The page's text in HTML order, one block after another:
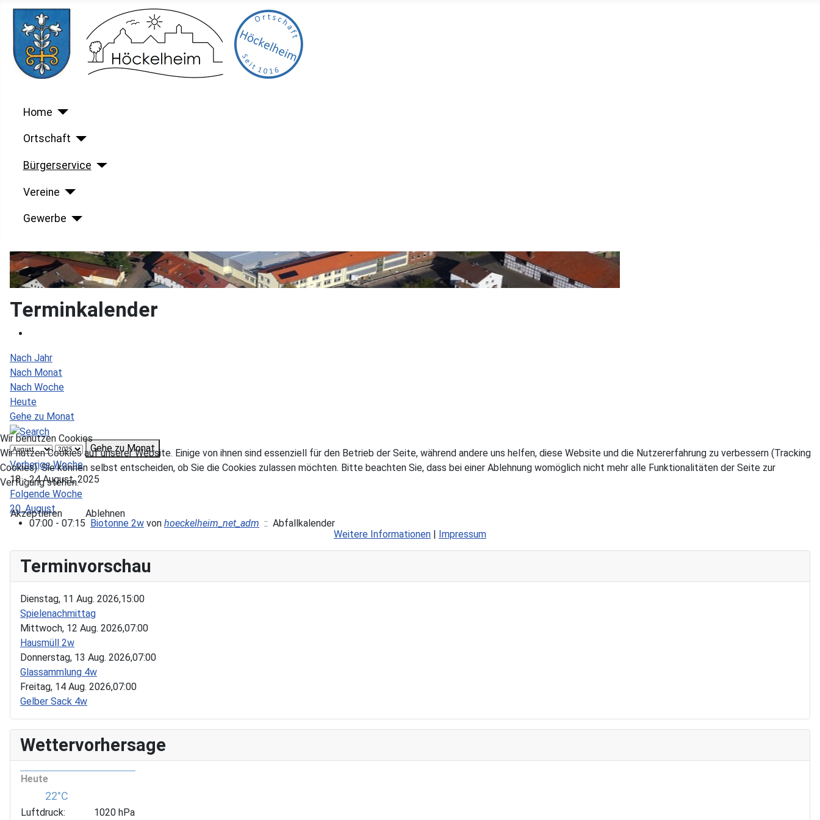
Home
Ortschaft
Bürgerservice
Vereine
Gewerbe
Terminkalender
Nach Jahr
Nach Monat
Nach Woche
Heute
Gehe zu Monat
Gehe zu Monat
Vorherige Woche
18 - 24 August, 2025
Folgende Woche
20. August
07:00 - 07:15 Biotonne 2w von hoeckelheim_net_adm :: Abfallkalender
Terminvorschau
Dienstag, 11 Aug. 2026,15:00
Spielenachmittag
Mittwoch, 12 Aug. 2026,07:00
Hausmüll 2w
Donnerstag, 13 Aug. 2026,07:00
Glassammlung 4w
Freitag, 14 Aug. 2026,07:00
Gelber Sack 4w
Wettervorhersage
Heute
22°C
Luftdruck: 1020 hPa
Wir benutzen Cookies
Wir nutzen Cookies auf unserer Website. Einige von ihnen sind essenziell für den Betrieb der Seite, während andere uns helfen, diese Website und die Nutzererfahrung zu verbessern (Tracking
Cookies). Sie können selbst entscheiden, ob Sie die Cookies zulassen möchten. Bitte beachten Sie, dass bei einer Ablehnung womöglich nicht mehr alle Funktionalitäten der Seite zur
Verfügung stehen.
Akzeptieren
Ablehnen
Weitere Informationen | Impressum